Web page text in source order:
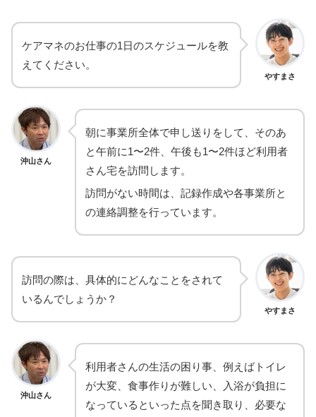
やすまさ
ケアマネのお仕事の1日のスケジュールを教
えてください。
沖山さん
朝に事業所全体で申し送りをして、そのあ
と午前に1〜2件、午後も1〜2件ほど利用者
さん宅を訪問します。
訪問がない時間は、記録作成や各事業所と
の連絡調整を行っています。
やすまさ
訪問の際は、具体的にどんなことをされて
いるんでしょうか？
沖山さん
利用者さんの生活の困り事、例えばトイレ
が大変、食事作りが難しい、入浴が負担に
なっているといった点を聞き取り、必要な